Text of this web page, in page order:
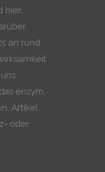
hier,
an rund
enzym
Artikel
oder